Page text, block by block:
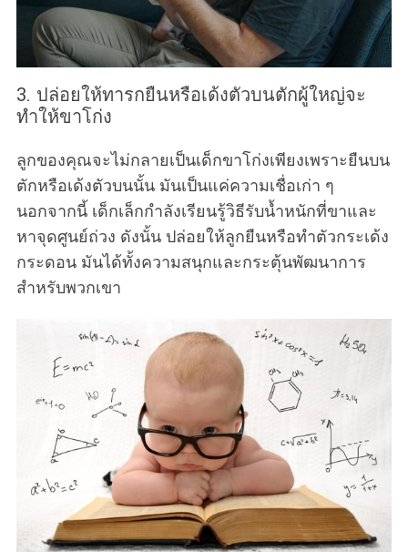
3. ปล่อยให้ทารกยืนหรือเด้งตัวบนตักผู้ใหญ่จะ
ทำให้ขาโก่ง
ลูกของคุณจะไม่กลายเป็นเด็กขาโก่งเพียงเพราะยืนบน
ตักหรือเด้งตัวบนนั้น มันเป็นแค่ความเชื่อเก่า ๆ
นอกจากนี้ เด็กเล็กกำลังเรียนรู้วิธีรับน้ำหนักที่ขาและ
หาจุดศูนย์ถ่วง ดังนั้น ปล่อยให้ลูกยืนหรือทำตัวกระเด้ง
กระดอน มันได้ทั้งความสนุกและกระตุ้นพัฒนาการ
สำหรับพวกเขา